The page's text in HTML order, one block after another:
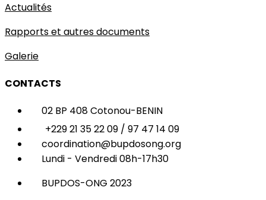
Actualités
Rapports et autres documents
Galerie
CONTACTS
02 BP 408 Cotonou-BENIN
+229 21 35 22 09 / 97 47 14 09
coordination@bupdosong.org
Lundi - Vendredi 08h-17h30
BUPDOS-ONG 2023